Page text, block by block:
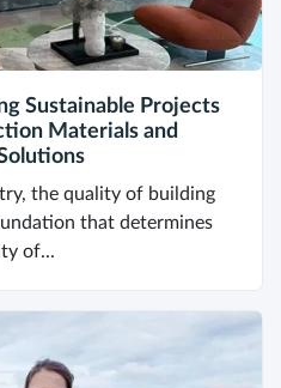
Sustainable Projects
Materials and
the quality of building
that determines
of...